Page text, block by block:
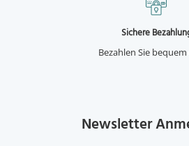
Sichere
Bezahlen Sie
Newsletter